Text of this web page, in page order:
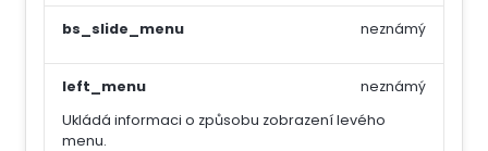
bs_slide_menu neznámý
left_menu
Ukládá informaci o způsobu zobrazení levého
menu.
neznámý